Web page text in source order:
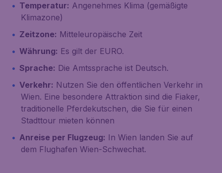
Temperatur: Angenehmes Klima (gemäßigte
Klimazone)
Zeitzone: Mitteleuropäische Zeit
Währung: Es gilt der EURO.
Sprache: Die Amtssprache ist Deutsch.
Verkehr: Nutzen Sie den öffentlichen Verkehr in
Wien. Eine besondere Attraktion sind die Fiaker,
traditionelle Pferdekutschen, die Sie für einen
Stadttour mieten können
Anreise per Flugzeug: In Wien landen Sie auf
dem Flughafen Wien-Schwechat.